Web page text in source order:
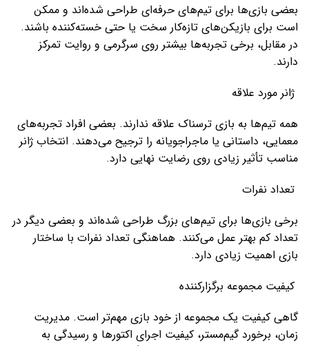
بعضی بازی‌ها برای تیم‌های حرفه‌ای طراحی شده‌اند و ممکن
است برای بازیکن‌های تازه‌کار سخت یا حتی خسته‌کننده باشند.
در مقابل، برخی تجربه‌ها بیشتر روی سرگرمی و روایت تمرکز
دارند.
ژانر مورد علاقه
همه تیم‌ها به بازی ترسناک علاقه ندارند. بعضی افراد تجربه‌های
معمایی، داستانی یا ماجراجویانه را ترجیح می‌دهند. انتخاب ژانر
مناسب تأثیر زیادی روی رضایت نهایی دارد.
تعداد نفرات
برخی بازی‌ها برای تیم‌های بزرگ طراحی شده‌اند و بعضی دیگر در
تعداد کم بهتر عمل می‌کنند. هماهنگی تعداد نفرات با ساختار
بازی اهمیت زیادی دارد.
کیفیت مجموعه برگزارکننده
گاهی کیفیت یک مجموعه از خود بازی مهم‌تر است. مدیریت
زمان، برخورد گیم‌مستر، کیفیت اجرای اکتورها و رسیدگی به